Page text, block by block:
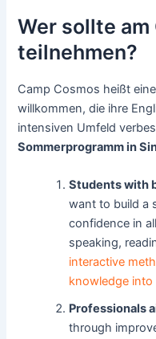
Wer sollte am
teilnehmen?
Camp Cosmos heißt
willkommen, die ihre
intensiven Umfeld
Sommerprogramm in
Students with
want to build a
confidence in
speaking,
interactive
knowledge into
Professionals
through